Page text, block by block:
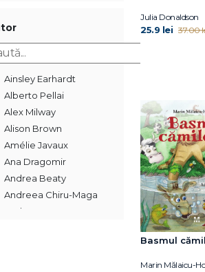
2016
2015
Ainsley Earhardt
Alberto Pellai
Alex Milway
Alison Brown
Amélie Javaux
Ana Dragomir
Andrea Beaty
Andreea Chiru-Maga
Andreea Iatagan
Julia Donaldson
25.9 lei 37.00
Basmul
Marin Mălaicu-